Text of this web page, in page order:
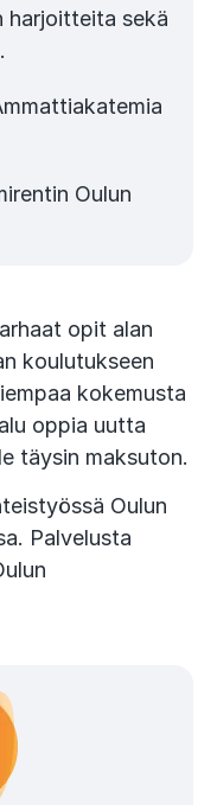
harjoitteita sekä
Oulun
opit alan
koulutukseen
kokemusta
oppia uutta
täysin maksuton.
Oulun
Palvelusta